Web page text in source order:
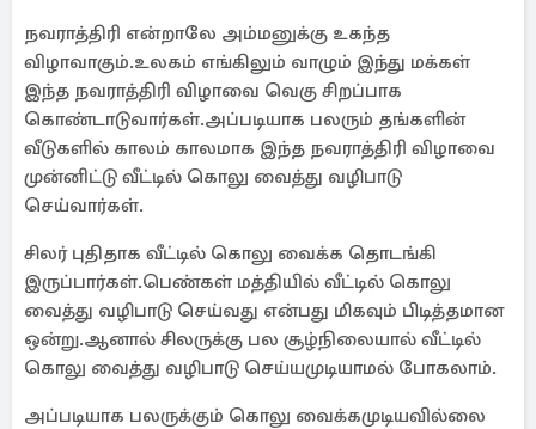
நவராத்திரி என்றாலே அம்மனுக்கு உகந்த
விழாவாகும்.உலகம் எங்கிலும் வாழும் இந்து மக்கள்
இந்த நவராத்திரி விழாவை வெகு சிறப்பாக
கொண்டாடுவார்கள்.அப்படியாக பலரும் தங்களின்
வீடுகளில் காலம் காலமாக இந்த நவராத்திரி விழாவை
முன்னிட்டு வீட்டில் கொலு வைத்து வழிபாடு
செய்வார்கள்.
சிலர் புதிதாக வீட்டில் கொலு வைக்க தொடங்கி
இருப்பார்கள்.பெண்கள் மத்தியில் வீட்டில் கொலு
வைத்து வழிபாடு செய்வது என்பது மிகவும் பிடித்தமான
ஒன்று.ஆனால் சிலருக்கு பல சூழ்நிலையால் வீட்டில்
கொலு வைத்து வழிபாடு செய்யமுடியாமல் போகலாம்.
அப்படியாக பலருக்கும் கொலு வைக்கமுடியவில்லை